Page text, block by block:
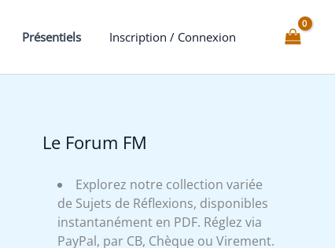
Présentiels Inscription / Connexion
Le Forum FM
Explorez notre collection variée
de Sujets de Réflexions, disponibles
instantanément en PDF. Réglez via
PayPal, par CB, Chèque ou Virement.
Signes
Chinois